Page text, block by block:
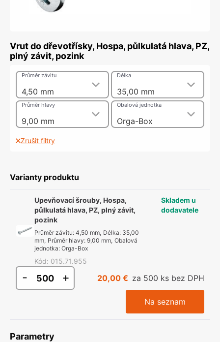
Vrut do dřevotřísky, Hospa, půlkulatá hlava, PZ,
plný závit, pozink
4,50 mm
Průměr závitu
35,00 mm
Délka
9,00 mm
Průměr hlavy
Orga-Box
Obalová jednotka
Zrušit filtry
Varianty produktu
Upevňovací šrouby, Hospa,
půlkulatá hlava, PZ, plný závit,
pozink
Průměr závitu: 4,50 mm, Délka: 35,00
mm, Průměr hlavy: 9,00 mm, Obalová
jednotka: Orga-Box
Kód: 015.71.955
Skladem u
dodavatele
- + 20,00 € za 500 ks bez DPH
Na seznam
Parametry